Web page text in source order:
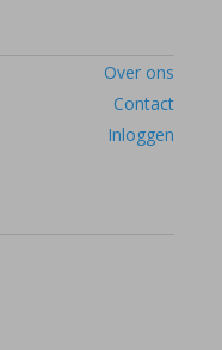
Over ons
Contact
Inloggen